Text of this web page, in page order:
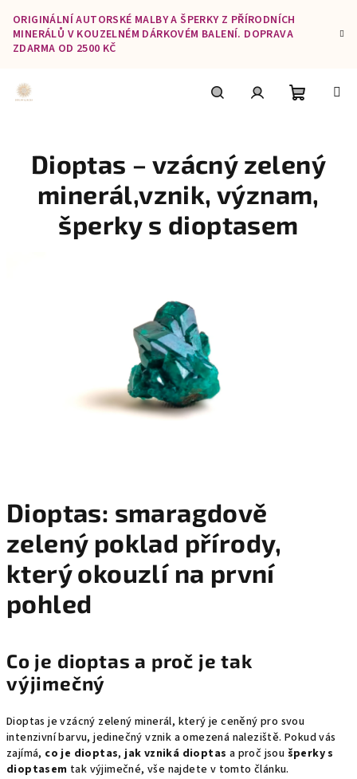
obsah
ORIGINÁLNÍ AUTORSKÉ MALBY A ŠPERKY Z PŘÍRODNÍCH
MINERÁLŮ V KOUZELNÉM DÁRKOVÉM BALENÍ. DOPRAVA
ZDARMA OD 2500 KČ
košík
Dioptas – vzácný zelený
minerál,vznik, význam,
šperky s dioptasem
Dioptas: smaragdově
zelený poklad přírody,
který okouzlí na první
pohled
Co je dioptas a proč je tak
výjimečný
Dioptas je vzácný zelený minerál, který je ceněný pro svou
intenzivní barvu, jedinečný vznik a omezená naleziště. Pokud vás
zajímá, co je dioptas,jak vzniká dioptas a proč jsou šperky s
dioptasem tak výjimečné, vše najdete v tomto článku.